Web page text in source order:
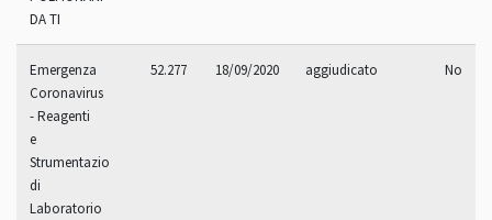
DA TI
Emergenza
Coronavirus
- Reagenti
e
Strumentazioni
di
Laboratorio
52.277 18/09/2020 aggiudicato No